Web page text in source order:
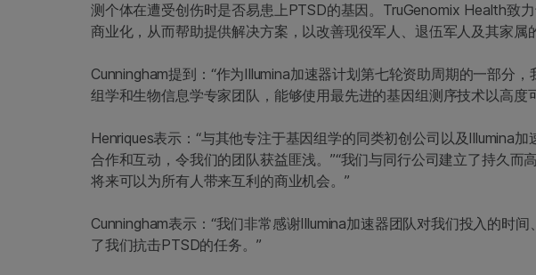
测个体在遭受创伤时是否易患上PTSD的基因。TruGenomix Health致
商业化，从而帮助提供解决方案，以改善现役军人、退伍军人及其家属
Cunningham提到：“作为Illumina加速器计划第七轮资助周期的一部分
组学和生物信息学专家团队，能够使用最先进的基因组测序技术以高度
Henriques表示：“与其他专注于基因组学的同类初创公司以及Illumina
合作和互动，令我们的团队获益匪浅。”“我们与同行公司建立了持久而
将来可以为所有人带来互利的商业机会。”
Cunningham表示：“我们非常感谢Illumina加速器团队对我们投入的时
了我们抗击PTSD的任务。”